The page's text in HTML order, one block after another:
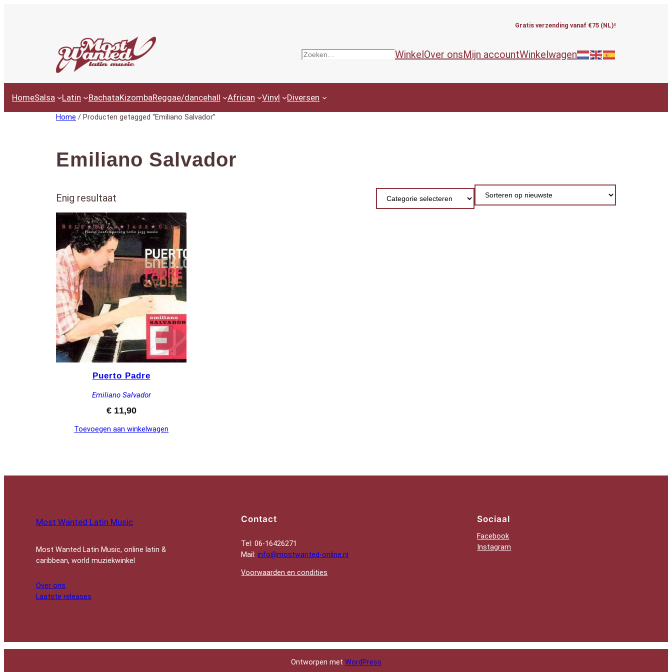
Gratis verzending vanaf €75 (NL)!
Zoeken WinkelOver onsMijn accountWinkelwagen
HomeSalsa Latin BachataKizombaReggae/dancehall African Vinyl Diversen
Home / Producten getagged “Emiliano Salvador”
Emiliano Salvador
Enig resultaat Productcategorieën
Puerto Padre
Emiliano Salvador
€11,90
Toevoegen aan winkelwagen
Most Wanted Latin Music
Most Wanted Latin Music, online latin &
caribbean, world muziekwinkel
Over ons
Laatste releases
Contact
Tel: 06-16426271
Mail:info@mostwanted-online.nl
Voorwaarden en condities
Sociaal
Facebook
Instagram
Ontworpen met WordPress